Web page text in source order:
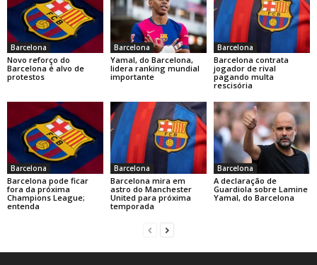
Barcelona
Novo reforço do
Barcelona é alvo de
protestos
Barcelona
Yamal, do Barcelona,
lidera ranking mundial
importante
Barcelona
Barcelona contrata
jogador de rival
pagando multa
rescisória
Barcelona
Barcelona pode ficar
fora da próxima
Champions League;
entenda
Barcelona
Barcelona mira em
astro do Manchester
United para próxima
temporada
Barcelona
A declaração de
Guardiola sobre Lamine
Yamal, do Barcelona